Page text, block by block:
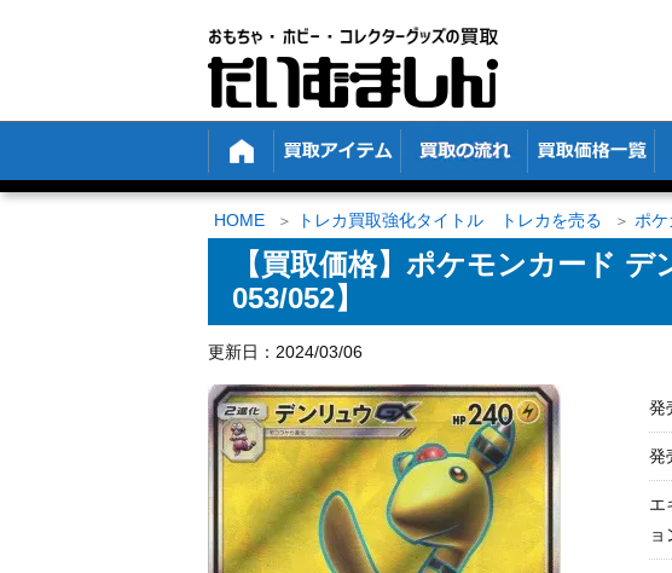
HOME トレカ買取強化タイトル トレカを売る ポ
【買取価格】ポケモンカード
053/052】
更新日：2024/03/06
発
発
エ
ョ